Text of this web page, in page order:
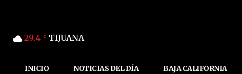
29.4 C TIJUANA
INICIO NOTICIAS DEL DÍA BAJA CALIFORNIA